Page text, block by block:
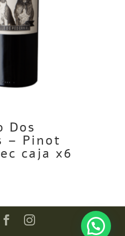
Dos
– Pinot
caja x6